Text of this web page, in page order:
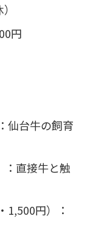
円
仙台牛の飼育
：直接牛と触
1,500円）：